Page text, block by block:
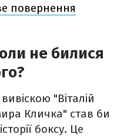
повернення
не билися
"Віталій
Кличка" став би
боксу. Це